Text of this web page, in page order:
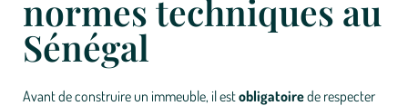
normes techniques au
Sénégal
Avant de construire un immeuble, il estobligatoirede respecter